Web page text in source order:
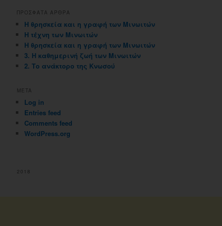
ΠΡΟΣΦΑΤΑ ΑΡΘΡΑ
Η θρησκεία και η γραφή των Μινωιτών
Η τέχνη των Μινωιτών
Η θρησκεία και η γραφή των Μινωιτών
3. Η καθημερινή ζωή των Μινωιτών
2. Το ανάκτορο της Κνωσού
META
Log in
Entries feed
Comments feed
WordPress.org
2018